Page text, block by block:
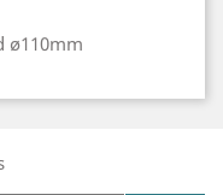
ø110mm